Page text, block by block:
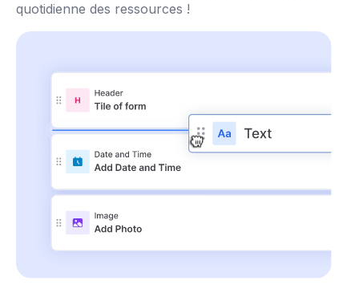
quotidienne des ressources !